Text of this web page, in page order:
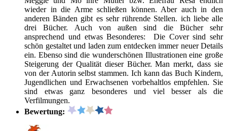
wieder in die Arme schließen können. Aber auch in den
anderen Bänden gibt es sehr rührende Stellen. ich liebe alle
drei Bücher. Auch von außen sind die Bücher sehr
ansprechend und etwas Besonderes: Die Cover sind sehr
schön gestaltet und laden zum entdecken immer neuer Details
ein. Ebenso sind die wunderschönen Illustrationen eine große
Steigerung der Qualität dieser Bücher. Man merkt, dass sie
von der Autorin selbst stammen. Ich kann das Buch Kindern,
Jugendlichen und Erwachsenen vorbehaltlos empfehlen. Sie
sind etwas ganz besonderes und viel besser als die
Verfilmungen.
Bewertung: